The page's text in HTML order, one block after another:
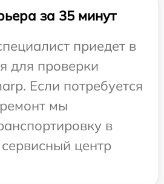
за 35 минут
приедет в
для проверки
Если потребуется
мы
в
центр